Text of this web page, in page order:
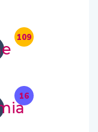
109
16